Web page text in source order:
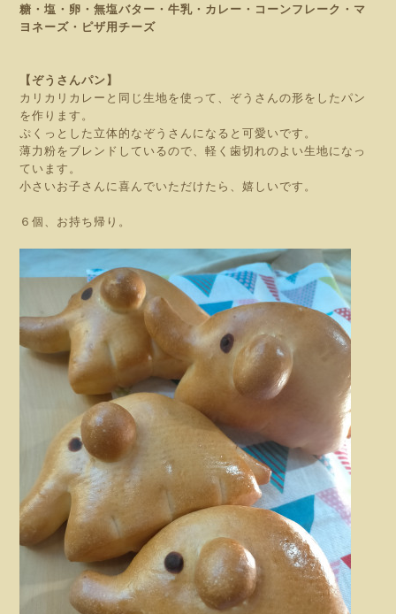
糖・塩・卵・無塩バター・牛乳・カレー ・コーンフレーク・マ
ヨネーズ・ピザ用チーズ
【ぞうさんパン】
カリカリカレーと同じ生地を使って、ぞうさんの形をしたパン
を作ります。
ぷくっとした立体的なぞうさんになると可愛いです。
薄力粉をブレンドしているので、軽く歯切れのよい生地になっ
ています。
小さいお子さんに喜んでいただけたら、嬉しいです。
６個、お持ち帰り。